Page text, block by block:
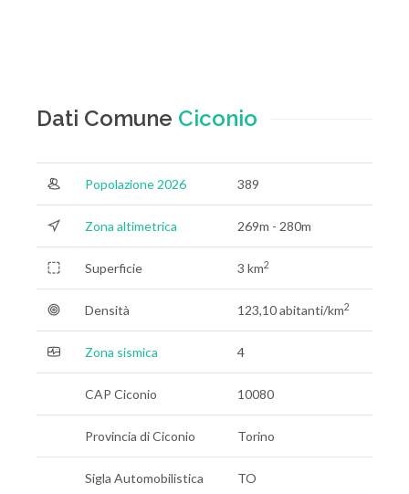
Dati Comune Ciconio
Popolazione 2026 389
Zona altimetrica 269m - 280m
Superficie 3 km2
Densità 123,10 abitanti/km2
Zona sismica 4
CAP Ciconio 10080
Provincia di Ciconio Torino
Sigla Automobilistica TO